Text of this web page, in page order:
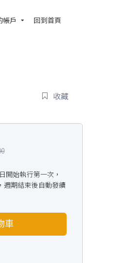
帳戶 回到首頁
收藏
開始執行第一次，
，週期結束後自動發續
車